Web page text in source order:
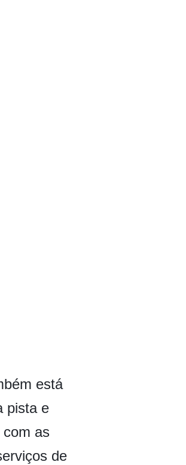
está
pista e
com as
de